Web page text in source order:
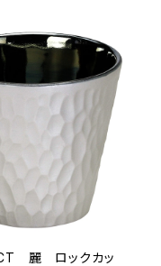
麗 ロックカッ